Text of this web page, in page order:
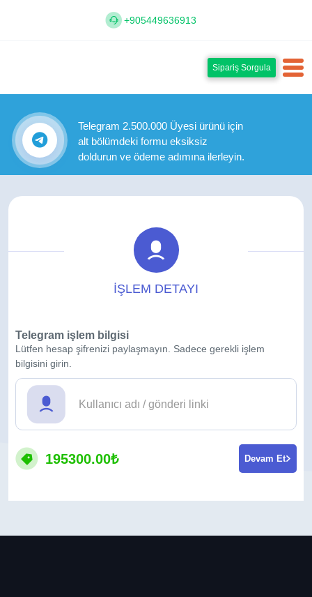
+905449636913
Sipariş Sorgula
Telegram 2.500.000 Üyesi ürünü için
alt bölümdeki formu eksiksiz
doldurun ve ödeme adımına ilerleyin.
İŞLEM DETAYI
Telegram işlem bilgisi
Lütfen hesap şifrenizi paylaşmayın. Sadece gerekli işlem
bilgisini girin.
195300.00₺ Devam Et